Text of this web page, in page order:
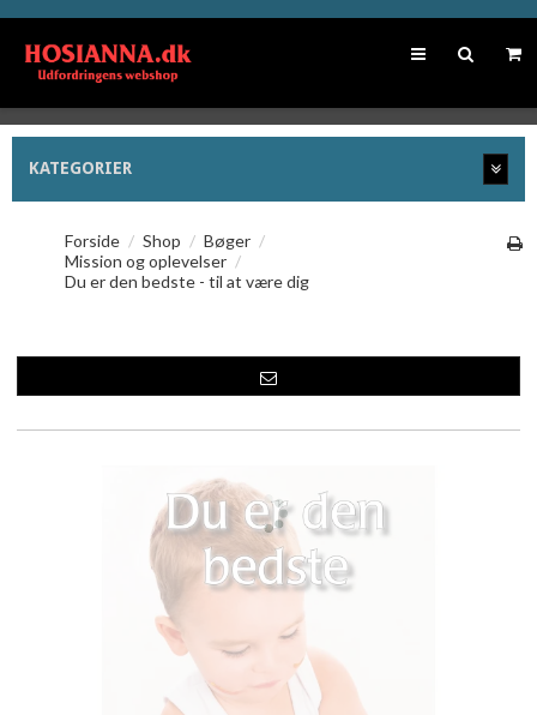
KATEGORIER
Forside / Shop / Bøger /
Mission og oplevelser /
Du er den bedste - til at være dig